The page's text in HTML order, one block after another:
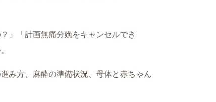
」「計画無痛分娩をキャンセルでき
み方、麻酔の準備状況、母体と赤ちゃん